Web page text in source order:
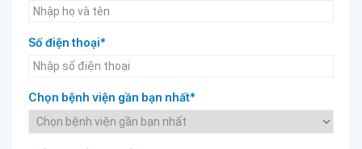
Số điện thoại*
Chọn bệnh viện gần bạn nhất*